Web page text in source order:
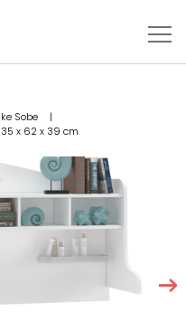
Sobe
|
x 62 x 39 cm